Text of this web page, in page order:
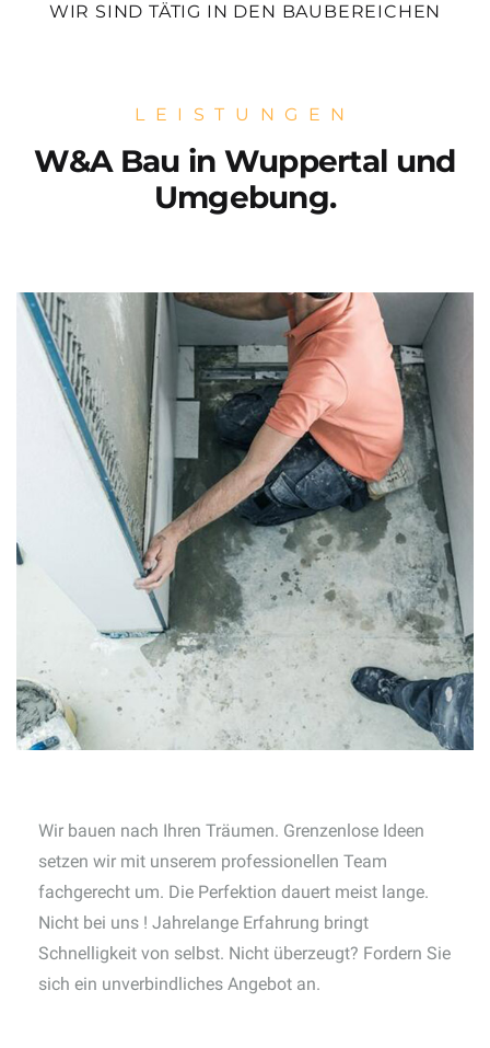
WIR SIND TÄTIG IN DEN BAUBEREICHEN
LEISTUNGEN
W&A Bau in Wuppertal und
Umgebung.
Wir bauen nach Ihren Träumen. Grenzenlose Ideen
setzen wir mit unserem professionellen Team
fachgerecht um. Die Perfektion dauert meist lange.
Nicht bei uns ! Jahrelange Erfahrung bringt
Schnelligkeit von selbst. Nicht überzeugt? Fordern Sie
sich ein unverbindliches Angebot an.